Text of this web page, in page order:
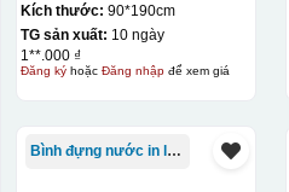
Kích thước: 90*190cm
TG sản xuất: 10 ngày
1**.000 ₫
Đăng kýhoặc Đăng nhậpđể xem giá
Bình đựng nước in logo